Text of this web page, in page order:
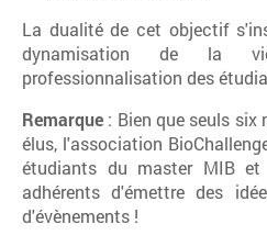
La dualité de cet objectif
dynamisation de la
professionnalisation des
Remarque : Bien que seuls six
élus, l'association
étudiants du master MIB
adhérents d'émettre des
d'évènements !